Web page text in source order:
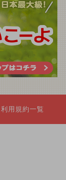
利用規約一覧